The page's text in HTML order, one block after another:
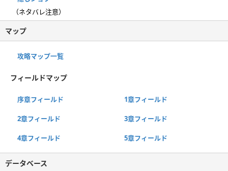
（ネタバレ注意）
マップ
攻略マップ一覧
フィールドマップ
序章フィールド 1章フィールド
2章フィールド 3章フィールド
4章フィールド 5章フィールド
データベース